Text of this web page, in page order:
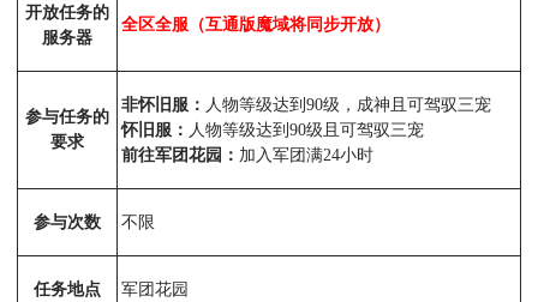
开放任务的
服务器
全区全服（互通版魔域将同步开放）
参与任务的
要求
非怀旧服： 人物等级达到90级，成神且可驾驭三宠
怀旧服： 人物等级达到90级且可驾驭三宠
前往军团花园： 加入军团满24小时
参与次数 不限
任务地点 军团花园